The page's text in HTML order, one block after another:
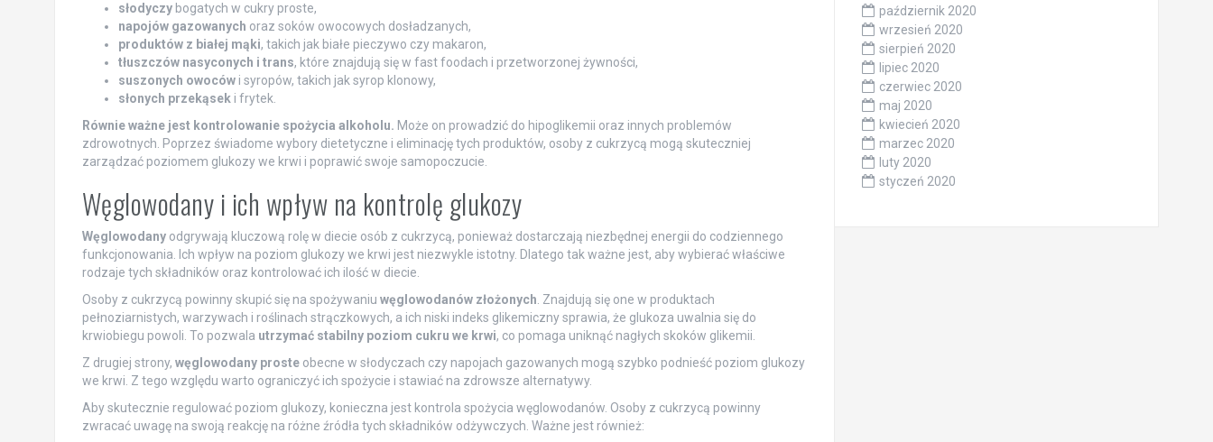
słodyczybogatych w cukry proste,
napojów gazowanych oraz soków owocowych dosładzanych,
produktów z białej mąki, takich jak białe pieczywo czy makaron,
tłuszczów nasyconych i trans, które znajdują się w fast foodach i przetworzonej żywności,
suszonych owocówi syropów, takich jak syrop klonowy,
słonych przekąseki frytek.
Równie ważne jest kontrolowanie spożycia alkoholu. Może on prowadzić do hipoglikemii oraz innych problemów
zdrowotnych. Poprzez świadome wybory dietetyczne i eliminację tych produktów, osoby z cukrzycą mogą skuteczniej
zarządzać poziomem glukozy we krwi i poprawić swoje samopoczucie.
Węglowodany i ich wpływ na kontrolę glukozy
Węglowodanyodgrywają kluczową rolę w diecie osób z cukrzycą, ponieważ dostarczają niezbędnej energii do codziennego
funkcjonowania. Ich wpływ na poziom glukozy we krwi jest niezwykle istotny. Dlatego tak ważne jest, aby wybierać właściwe
rodzaje tych składników oraz kontrolować ich ilość w diecie.
Osoby z cukrzycą powinny skupić się na spożywaniu węglowodanów złożonych. Znajdują się one w produktach
pełnoziarnistych, warzywach i roślinach strączkowych, a ich niski indeks glikemiczny sprawia, że glukoza uwalnia się do
krwiobiegu powoli. To pozwala utrzymać stabilny poziom cukru we krwi, co pomaga uniknąć nagłych skoków glikemii.
Z drugiej strony, węglowodany prosteobecne w słodyczach czy napojach gazowanych mogą szybko podnieść poziom glukozy
we krwi. Z tego względu warto ograniczyć ich spożycie i stawiać na zdrowsze alternatywy.
Aby skutecznie regulować poziom glukozy, konieczna jest kontrola spożycia węglowodanów. Osoby z cukrzycą powinny
zwracać uwagę na swoją reakcję na różne źródła tych składników odżywczych. Ważne jest również:
październik 2020
wrzesień 2020
sierpień 2020
lipiec 2020
czerwiec 2020
maj 2020
kwiecień 2020
marzec 2020
luty 2020
styczeń 2020